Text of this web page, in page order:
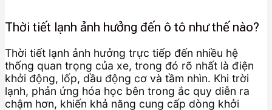
Thời tiết lạnh ảnh hưởng đến ô tô như thế nào?
Thời tiết lạnh ảnh hưởng trực tiếp đến nhiều hệ
thống quan trọng của xe, trong đó rõ nhất là điện
khởi động, lốp, dầu động cơ và tầm nhìn. Khi trời
lạnh, phản ứng hóa học bên trong ắc quy diễn ra
chậm hơn, khiến khả năng cung cấp dòng khởi